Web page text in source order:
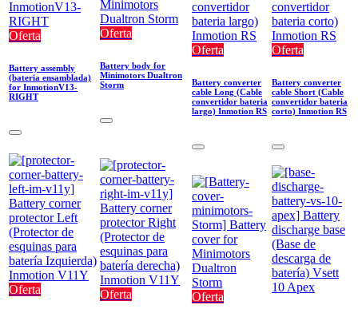
Oferta
Battery assembly
(bateria ensamblada)
for InmotionV13-
RIGHT
Oferta
Battery body for
Minimotors Dualtron
Storm
Oferta
Battery converter
cable Long (Cable
convertidor bateria
largo) Inmotion RS
Oferta
Battery converter
cable Short (Cable
convertidor bateria
corto) Inmotion RS
Oferta Oferta Oferta